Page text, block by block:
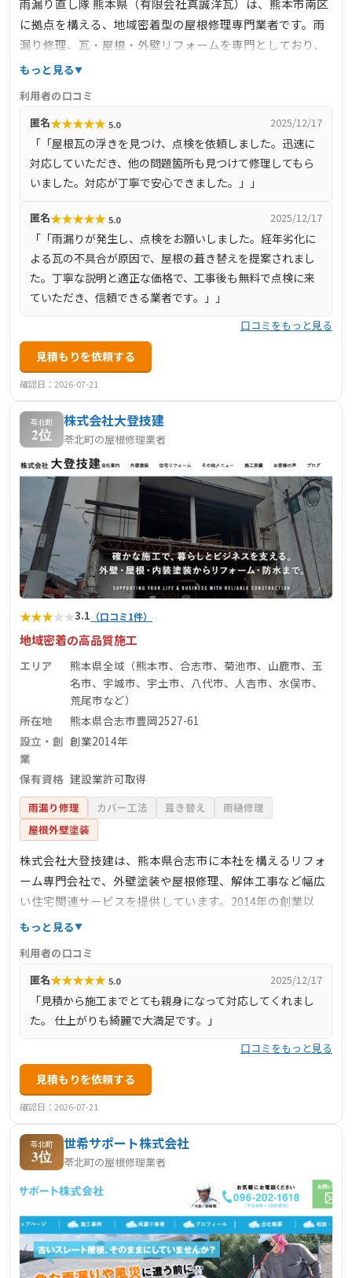
雨漏り直し隊 熊本県（有限会社真誠洋瓦）は、熊本市南区
に拠点を構える、地域密着型の屋根修理専門業者です。雨
漏り修理、瓦・屋根・外壁リフォームを専門としており、
10年保証付きで、瓦1枚からでも対応可能です。公式サイト
介されており、初めての方でも安心して依頼できる体制が
整っています。
もっと見る
利用者の口コミ
匿名★★★★★ 5.0 2025/12/17
「「屋根瓦の浮きを見つけ、点検を依頼しました。迅速に
対応していただき、他の問題箇所も見つけて修理してもら
いました。対応が丁寧で安心できました。」」
匿名★★★★★ 5.0 2025/12/17
「「雨漏りが発生し、点検をお願いしました。経年劣化に
よる瓦の不具合が原因で、屋根の葺き替えを提案されまし
た。丁寧な説明と適正な価格で、工事後も無料で点検に来
ていただき、信頼できる業者です。」」
口コミをもっと見る
見積もりを依頼する
確認日：2026-07-21
苓北町
2位
株式会社大登技建
苓北町の屋根修理業者
★★★★★3.1 （口コミ1件）
地域密着の高品質施工
エリア
熊本県全域（熊本市、合志市、菊池市、山鹿市、玉
名市、宇城市、宇土市、八代市、人吉市、水俣市、
荒尾市など）
所在地
熊本県合志市豊岡2527-61
設立・創
業
創業2014年
保有資格 建設業許可取得
雨漏り修理 カバー工法 葺き替え
雨樋修理
屋根外壁塗装
株式会社大登技建は、熊本県合志市に本社を構えるリフォ
ーム専門会社で、外壁塗装や屋根修理、解体工事など幅広
い住宅関連サービスを提供しています。2014年の創業以
来、完全自社施工にこだわり、余計な中間マージンを排除
自社保有の重機を活用し、迅速かつ安全な施工を行うとと
もに、防音足場の使用や近隣への配慮も徹底しています。
また、熊本県知事からの建設業許可を取得しており、信頼
性の高いサービスを提供しています。お客様のニーズに応
じた最適なプランを提案し、地域に根ざした安心の施工を
心がけています。
もっと見る
利用者の口コミ
匿名★★★★★ 5.0 2025/12/17
「見積から施工までとても親身になって対応してくれまし
た。 仕上がりも綺麗で大満足です。」
口コミをもっと見る
見積もりを依頼する
確認日：2026-07-21
苓北町
3位
世希サポート株式会社
苓北町の屋根修理業者